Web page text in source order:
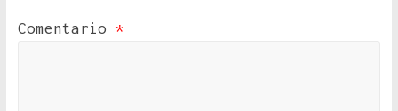
Comentario *